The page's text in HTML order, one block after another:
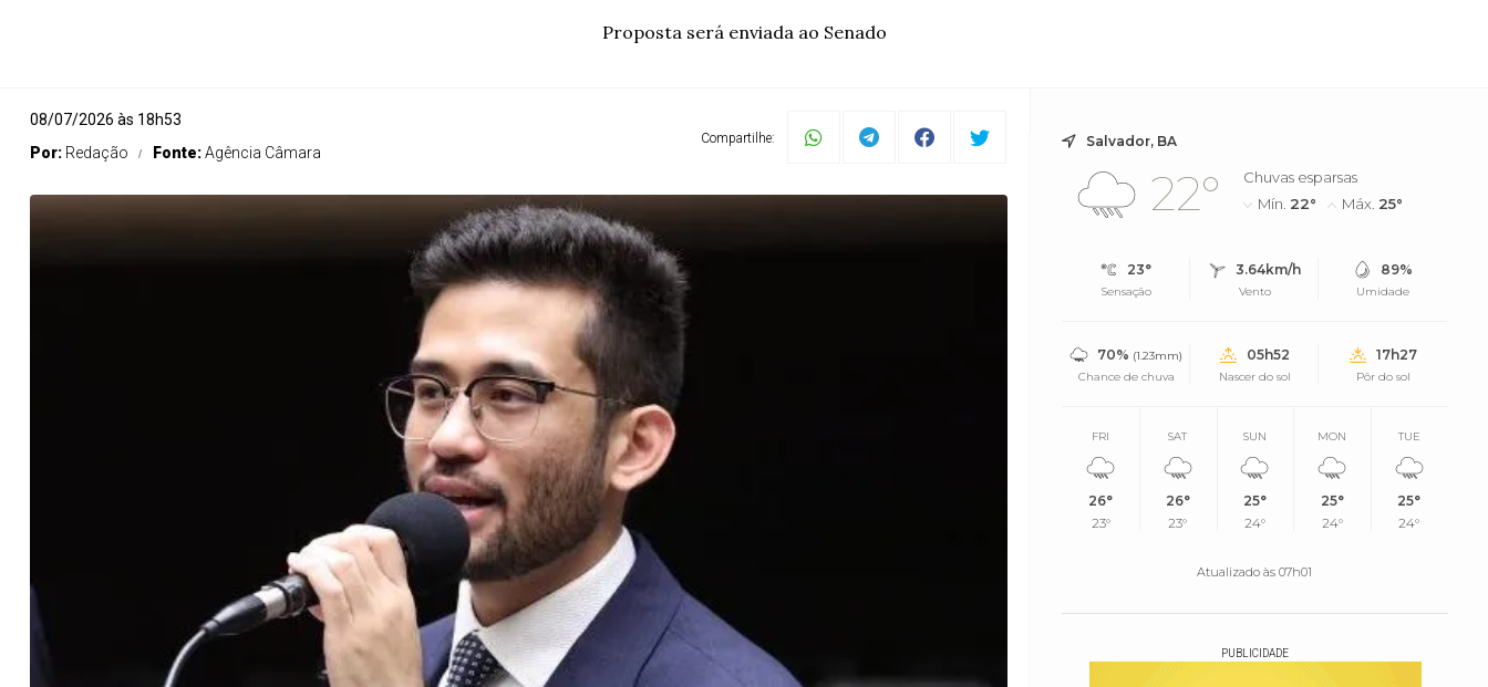
Proposta será enviada ao Senado
08/07/2026 às 18h53
Por: Redação Fonte:Agência Câmara
Compartilhe: Salvador, BA
22°
Chuvas esparsas
Mín. 22° Máx. 25°
23°
Sensação
3.64km/h
Vento
89%
Umidade
70% (1.23mm)
Chance de chuva
05h52
Nascer do sol
17h27
Pôr do sol
FRI
26°
23°
SAT
26°
23°
SUN
25°
24°
MON
25°
24°
TUE
25°
24°
Atualizado às 07h01
PUBLICIDADE